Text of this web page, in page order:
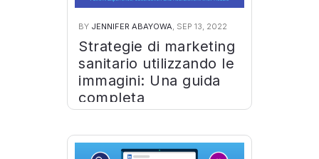
BY JENNIFER ABAYOWA, SEP 13, 2022
Strategie di marketing
sanitario utilizzando le
immagini: Una guida
completa